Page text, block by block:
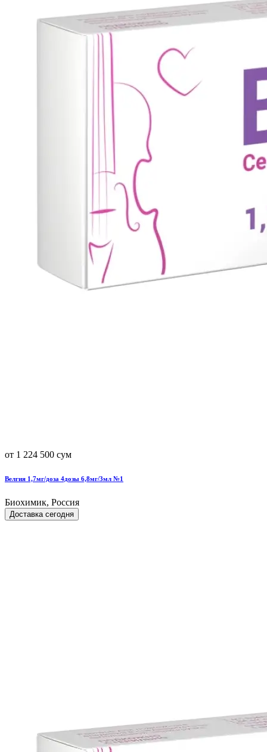
от 1 224 500 сум
Велгия 1,7мг/доза 4дозы 6,8мг/3мл №1
Биохимик, Россия
Доставка сегодня